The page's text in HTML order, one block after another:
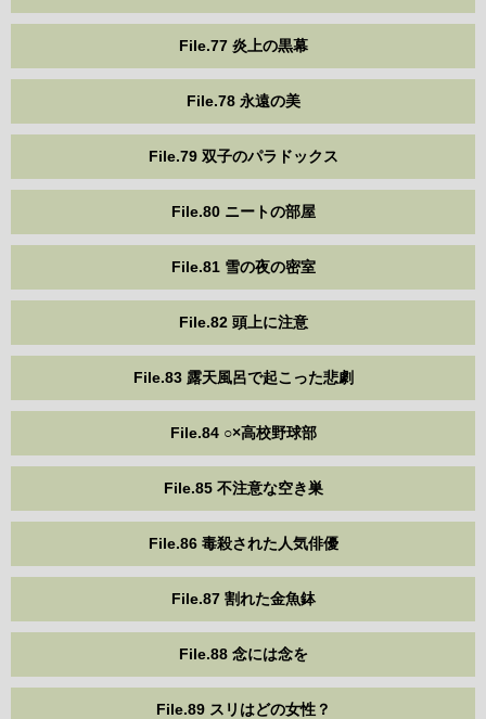
File.77 炎上の黒幕
File.78 永遠の美
File.79 双子のパラドックス
File.80 ニートの部屋
File.81 雪の夜の密室
File.82 頭上に注意
File.83 露天風呂で起こった悲劇
File.84 ○×高校野球部
File.85 不注意な空き巣
File.86 毒殺された人気俳優
File.87 割れた金魚鉢
File.88 念には念を
File.89 スリはどの女性？